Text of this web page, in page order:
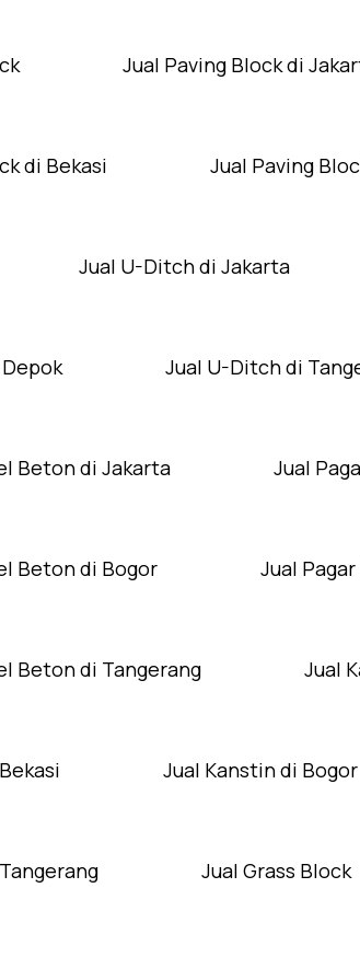
Jual Paving Block di
di Bekasi Jual Paving
Jual U-Ditch di Jakarta
Jual U-Ditch di
Beton di Jakarta Jual
Beton di Bogor Jual
Beton di Tangerang Jual
Jual Kanstin di Bogor
Jual Grass Block